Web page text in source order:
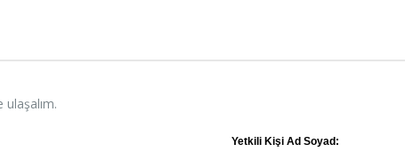
Yetkili Kişi Ad Soyad: